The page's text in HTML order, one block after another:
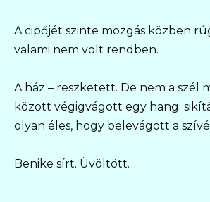
A cipőjét szinte mozgás közben
valami nem volt rendben.
A ház – reszketett. De nem a szél
között végigvágott egy hang:
olyan éles, hogy belevágott a
Benike sírt. Üvöltött.